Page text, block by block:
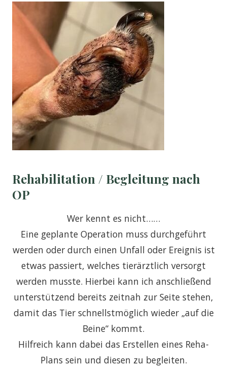
Rehabilitation / Begleitung nach
OP
Wer kennt es nicht……
Eine geplante Operation muss durchgeführt
werden oder durch einen Unfall oder Ereignis ist
etwas passiert, welches tierärztlich versorgt
werden musste. Hierbei kann ich anschließend
unterstützend bereits zeitnah zur Seite stehen,
damit das Tier schnellstmöglich wieder „auf die
Beine“ kommt.
Hilfreich kann dabei das Erstellen eines Reha-
Plans sein und diesen zu begleiten.